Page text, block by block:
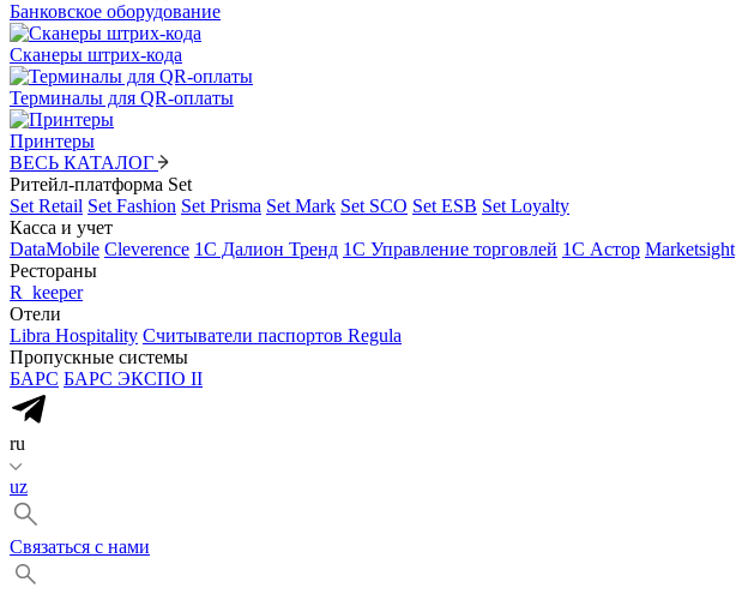
Банковское оборудование
Сканеры штрих-кода
Терминалы для QR-оплаты
Принтеры
ВЕСЬ КАТАЛОГ
Ритейл-платформа Set
Set Retail Set Fashion Set Prisma Set Mark Set SCO Set ESB Set Loyalty
Касса и учет
DataMobile Cleverence 1С Далион Тренд 1С Управление торговлей 1С Астор Marketsight
Рестораны
R_keeper
Отели
Libra Hospitality Считыватели паспортов Regula
Пропускные системы
БАРС БАРС ЭКСПО II
ru
uz
Cвязаться с нами